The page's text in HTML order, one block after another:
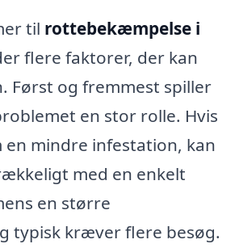
til rottebekæmpelse i
flere faktorer, der kan
Først og fremmest spiller
en stor rolle. Hvis
en mindre infestation, kan
med en enkelt
en større
typisk kræver flere besøg.